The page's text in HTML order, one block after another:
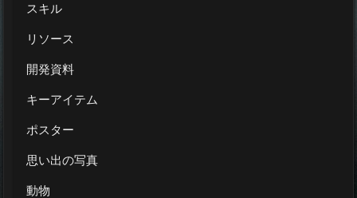
スキル
リソース
開発資料
キーアイテム
ポスター
思い出の写真
動物